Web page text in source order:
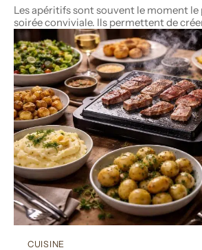
Les apéritifs sont souvent le moment
soirée conviviale. Ils permettent de
CUISINE